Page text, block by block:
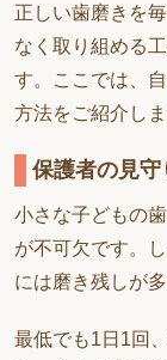
正しい歯磨きを
なく取り組める
す。ここでは、
方法をご紹介しま
保護者の見守
小さな子どもの
が不可欠です。
には磨き残しが
最低でも1日1回